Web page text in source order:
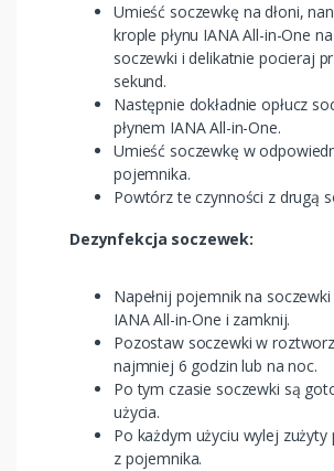
Umieść soczewkę na dłoni,
krople płynu IANA All-in-One
soczewki i delikatnie pocieraj
sekund.
Następnie dokładnie opłucz
płynem IANA All-in-One.
Umieść soczewkę w
pojemnika.
Powtórz te czynności z drugą
Dezynfekcja soczewek:
Napełnij pojemnik na soczewki
IANA All-in-One i zamknij.
Pozostaw soczewki w
najmniej 6 godzin lub na noc.
Po tym czasie soczewki są
użycia.
Po każdym użyciu wylej zużyty
z pojemnika.